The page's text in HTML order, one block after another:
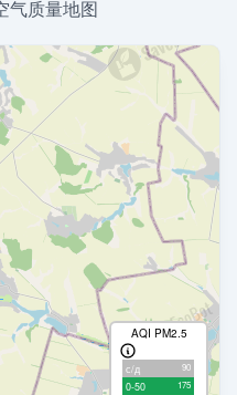
气质量地图
AQI PM2.5
с/д 90
0-50 175